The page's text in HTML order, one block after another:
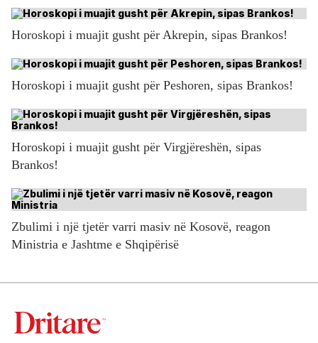
Horoskopi i muajit gusht për Akrepin, sipas Brankos!
Horoskopi i muajit gusht për Peshoren, sipas Brankos!
Horoskopi i muajit gusht për Virgjëreshën, sipas
Brankos!
Zbulimi i një tjetër varri masiv në Kosovë, reagon
Ministria e Jashtme e Shqipërisë